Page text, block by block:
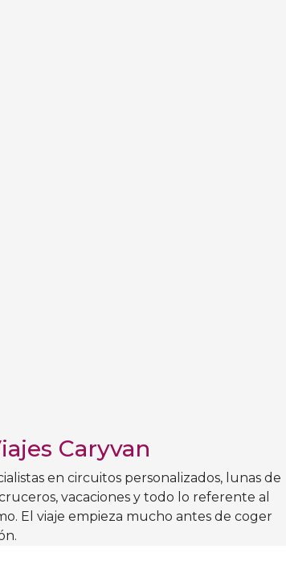
Caryvan
en circuitos personalizados, lunas de
vacaciones y todo lo referente al
El viaje empieza mucho antes de coger